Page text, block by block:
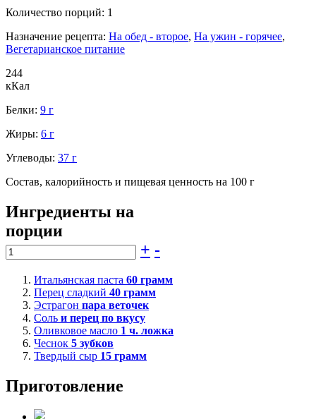
Количество порций: 1
Назначение рецепта: На обед - второе, На ужин - горячее,
Вегетарианское питание
244
кКал
Белки: 9 г
Жиры: 6 г
Углеводы: 37 г
Состав, калорийность и пищевая ценность на 100 г
Ингредиенты на
порции
+ -
Итальянская паста 60 грамм
Перец сладкий 40 грамм
Эстрагон пара веточек
Соль и перец по вкусу
Оливковое масло 1 ч. ложка
Чеснок 5 зубков
Твердый сыр 15 грамм
Приготовление